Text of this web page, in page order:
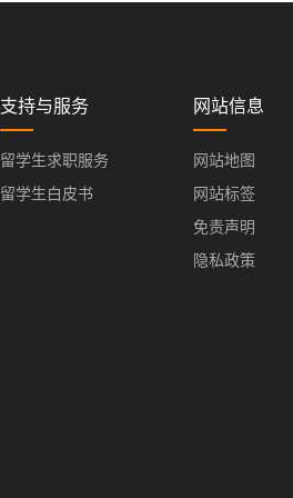
支持与服务
留学生求职服务
留学生白皮书
网站信息
网站地图
网站标签
免责声明
隐私政策